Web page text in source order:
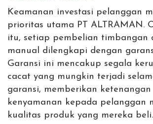
Keamanan investasi pelanggan
prioritas utama PT ALTRAMAN.
itu, setiap pembelian timbangan
manual dilengkapi dengan
Garansi ini mencakup segala
cacat yang mungkin terjadi
garansi, memberikan ketenangan
kenyamanan kepada pelanggan
kualitas produk yang mereka beli.